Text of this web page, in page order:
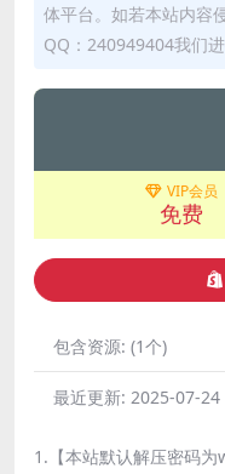
体平台。如若本站内容
QQ：240949404我们进
VIP会员
免费
包含资源: (1个)
最近更新: 2025-07-24
1.【本站默认解压密码